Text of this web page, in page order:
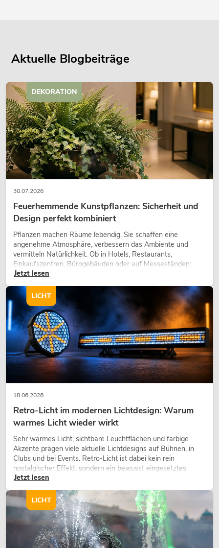
Aktuelle Blogbeiträge
30.07.2026
Feuerhemmende Kunstpflanzen: Sicherheit und
Design perfekt kombiniert
Pflanzen machen Räume lebendig. Sie schaffen eine
angenehme Atmosphäre, verbessern das Ambiente und
vermitteln Natürlichkeit. Ob in Hotels, Restaurants,
Einkaufszentren, Bürogebäuden oder auf Messeständen:
eine hochwertige Begrünung gehört heute längst zum
Jetzt lesen
DEKORATION
18.06.2026
Retro-Licht im modernen Lichtdesign: Warum
warmes Licht wieder wirkt
Sehr warmes Licht, sichtbare Leuchtflächen und farbige
Akzente prägen viele aktuelle Lichtdesigns auf Bühnen, in
Clubs und bei Events. Retro-Licht ist dabei kein rein
nostalgischer Effekt, sondern ein bewusst eingesetztes
Gestaltungsmittel: Es schafft Atmosphäre, gibt Szenen
wirken lassen.
Jetzt lesen
LICHT
LICHT